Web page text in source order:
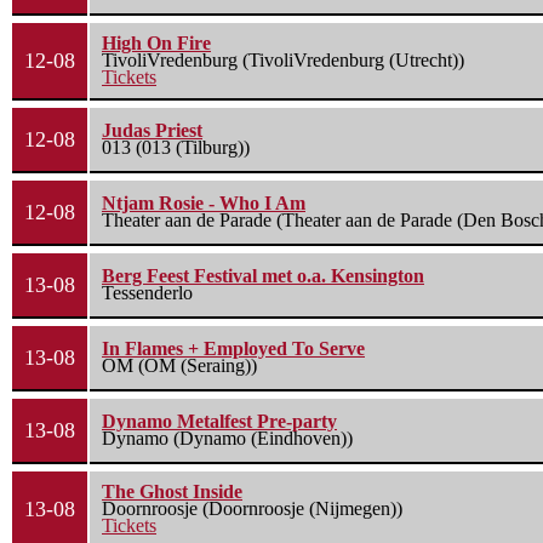
12-08
High On Fire
TivoliVredenburg (TivoliVredenburg (Utrecht))
Tickets
12-08
Judas Priest
013 (013 (Tilburg))
12-08
Ntjam Rosie - Who I Am
Theater aan de Parade (Theater aan de Parade (Den
13-08
Berg Feest Festival met o.a. Kensington
Tessenderlo
13-08
In Flames + Employed To Serve
OM (OM (Seraing))
13-08
Dynamo Metalfest Pre-party
Dynamo (Dynamo (Eindhoven))
13-08
The Ghost Inside
Doornroosje (Doornroosje (Nijmegen))
Tickets